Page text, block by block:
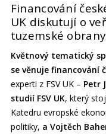
Financování
UK diskutují o
tuzemské
Květnový tematický
se věnuje financování
experti z FSV UK – Petr
studií FSV UK, který
Katedru evropské
politiky, a Vojtěch